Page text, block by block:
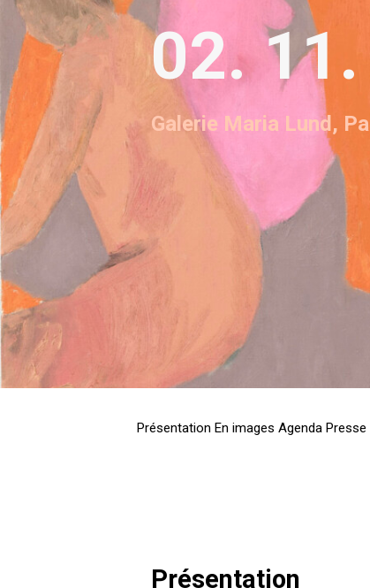
02.
Galerie Maria Lund,
Présentation En images Agenda Presse
Présentation